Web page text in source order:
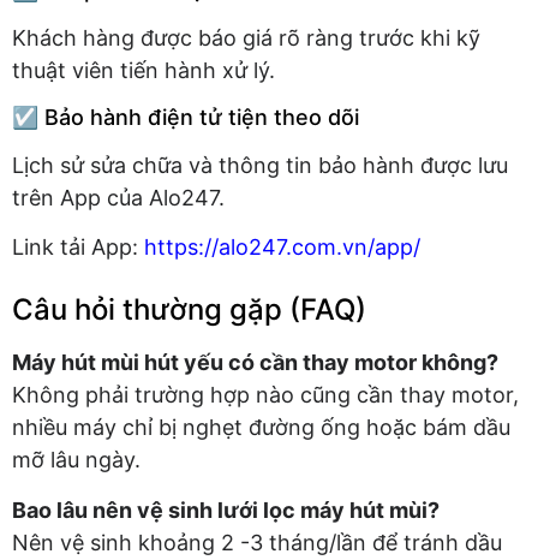
Khách hàng được báo giá rõ ràng trước khi kỹ
thuật viên tiến hành xử lý.
☑️ Bảo hành điện tử tiện theo dõi
Lịch sử sửa chữa và thông tin bảo hành được lưu
trên App của Alo247.
Link tải App: https://alo247.com.vn/app/
Câu hỏi thường gặp (FAQ)
Máy hút mùi hút yếu có cần thay motor không?
Không phải trường hợp nào cũng cần thay motor,
nhiều máy chỉ bị nghẹt đường ống hoặc bám dầu
mỡ lâu ngày.
Bao lâu nên vệ sinh lưới lọc máy hút mùi?
Nên vệ sinh khoảng 2 -3 tháng/lần để tránh dầu